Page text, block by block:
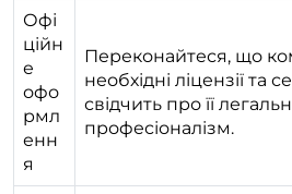
Офі
ційн
е
офо
рмл
енн
я
Переконайтеся, що
необхідні ліцензії та
свідчить про її
професіоналізм.